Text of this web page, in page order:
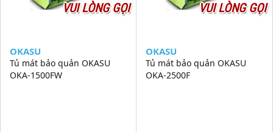
VUI LÒNG GỌI
OKASU
Tủ mát bảo quản OKASU
OKA-1500FW
VUI LÒNG GỌI
OKASU
Tủ mát bảo quản OKASU
OKA-2500F